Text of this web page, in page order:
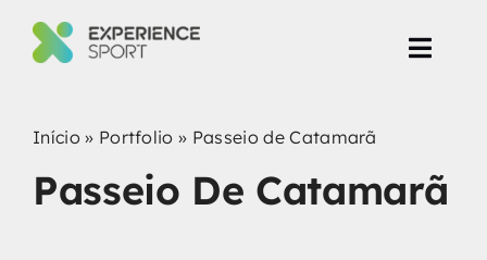
Produção de Eventos
Início » Portfolio » Passeio de Catamarã
Passeio De Catamarã